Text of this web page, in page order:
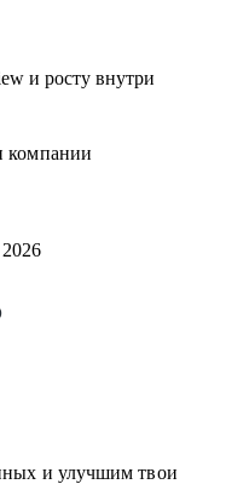
и росту внутри
компании
2026
и улучшим твои